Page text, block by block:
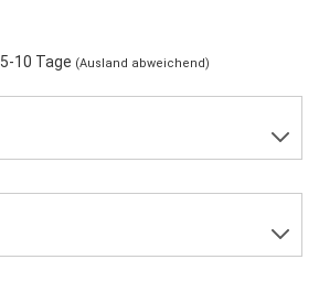
5-10 Tage (Ausland abweichend)